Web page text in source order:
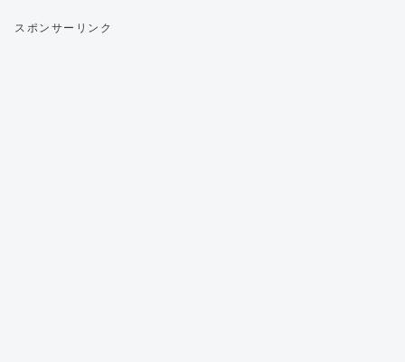
スポンサーリンク